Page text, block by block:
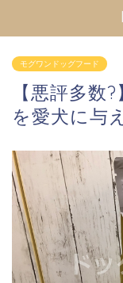
モグワンドッグフード
【悪評多数
を愛犬に与